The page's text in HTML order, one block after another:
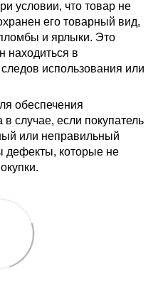
условии, что товар не
его товарный вид,
и ярлыки. Это
находиться в
использования или
обеспечения
случае, если покупатель
или неправильный
дефекты, которые не